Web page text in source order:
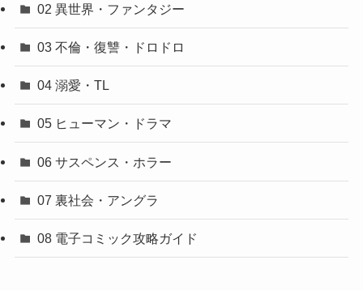
02 異世界・ファンタジー
03 不倫・復讐・ドロドロ
04 溺愛・TL
05 ヒューマン・ドラマ
06 サスペンス・ホラー
07 裏社会・アングラ
08 電子コミック攻略ガイド